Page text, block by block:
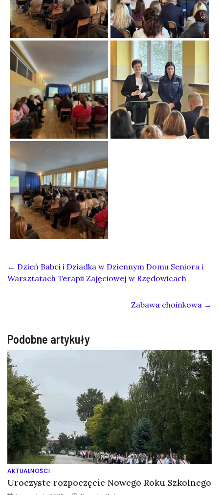
← Dzień Babci i Dziadka w Dziennym Domu Seniora i
Warsztatach Terapii Zajęciowej w Rzędowicach
Zabawa choinkowa →
Podobne artykuły
AKTUALNOŚCI
Uroczyste rozpoczęcie Nowego Roku Szkolnego